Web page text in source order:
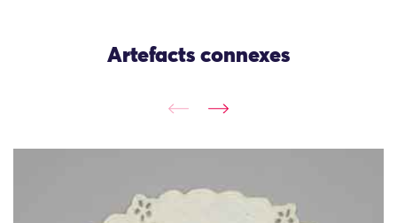
Artefacts connexes